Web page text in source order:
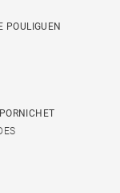
POULIGUEN